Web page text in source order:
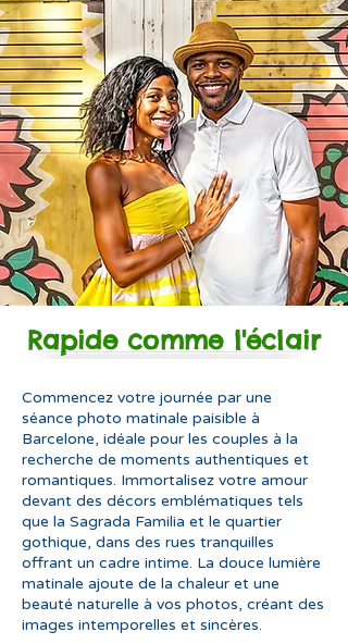
Rapide comme l'éclair
Commencez votre journée par une
séance photo matinale paisible à
Barcelone, idéale pour les couples à la
recherche de moments authentiques et
romantiques. Immortalisez votre amour
devant des décors emblématiques tels
que la Sagrada Familia et le quartier
gothique, dans des rues tranquilles
offrant un cadre intime. La douce lumière
matinale ajoute de la chaleur et une
beauté naturelle à vos photos, créant des
images intemporelles et sincères.